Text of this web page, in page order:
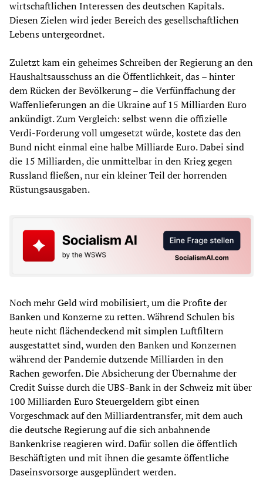
wirtschaftlichen Interessen des deutschen Kapitals.
Diesen Zielen wird jeder Bereich des gesellschaftlichen
Lebens untergeordnet.
Zuletzt kam ein geheimes Schreiben der Regierung an den
Haushaltsausschuss an die Öffentlichkeit, das – hinter
dem Rücken der Bevölkerung – die Verfünffachung der
Waffenlieferungen an die Ukraine auf 15 Milliarden Euro
ankündigt. Zum Vergleich: selbst wenn die offizielle
Verdi-Forderung voll umgesetzt würde, kostete das den
Bund nicht einmal eine halbe Milliarde Euro. Dabei sind
die 15 Milliarden, die unmittelbar in den Krieg gegen
Russland fließen, nur ein kleiner Teil der horrenden
Rüstungsausgaben.
Noch mehr Geld wird mobilisiert, um die Profite der
Banken und Konzerne zu retten. Während Schulen bis
heute nicht flächendeckend mit simplen Luftfiltern
ausgestattet sind, wurden den Banken und Konzernen
während der Pandemie dutzende Milliarden in den
Rachen geworfen. Die Absicherung der Übernahme der
Credit Suisse durch die UBS-Bank in der Schweiz mit über
100 Milliarden Euro Steuergeldern gibt einen
Vorgeschmack auf den Milliardentransfer, mit dem auch
die deutsche Regierung auf die sich anbahnende
Bankenkrise reagieren wird. Dafür sollen die öffentlich
Beschäftigten und mit ihnen die gesamte öffentliche
Daseinsvorsorge ausgeplündert werden.